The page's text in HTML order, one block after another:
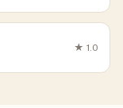
★ 1.0